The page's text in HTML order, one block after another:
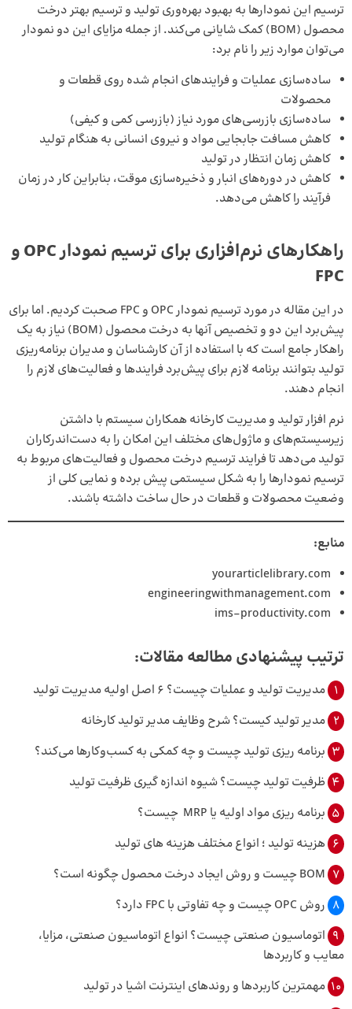
ترسیم این نمودارها به بهبود بهره‌وری تولید و ترسیم بهتر درخت
محصول (BOM) کمک شایانی می‌کند. از جمله مزایای این دو نمودار
می‌توان موارد زیر را نام برد:
ساده‌سازی عملیات و فرایندهای انجام شده روی قطعات و
محصولات
ساده‌سازی بازرسی‌های مورد نیاز (بازرسی کمی و کیفی)
کاهش مسافت جابجایی مواد و نیروی انسانی به هنگام تولید
کاهش زمان انتظار در تولید
کاهش در دوره‌های انبار و ذخیره‌سازی موقت، بنابراین کار در زمان
فرآیند را کاهش می‌دهد.
راهکارهای نرم‌افزاری برای ترسیم نمودار OPC و
FPC
در این مقاله در مورد ترسیم نمودار OPC و FPC صحبت کردیم. اما برای
پیش‌برد این دو و تخصیص آنها به درخت محصول (BOM) نیاز به یک
راهکار جامع است که با استفاده از آن کارشناسان و مدیران برنامه‌ریزی
تولید بتوانند برنامه لازم برای پیش‌برد فرایندها و فعالیت‌های لازم را
انجام دهند.
نرم افزار تولید و مدیریت کارخانه همکاران سیستم با داشتن
زیرسیستم‌های و ماژول‌های مختلف این امکان را به دست‌اندرکاران
تولید می‌دهد تا فرایند ترسیم درخت محصول و فعالیت‌های مربوط به
ترسیم نمودارها را به شکل سیستمی پیش برده و نمایی کلی از
وضعیت محصولات و قطعات در حال ساخت داشته باشند.
منابع:
yourarticlelibrary.com
engineeringwithmanagement.com
ims-productivity.com
ترتیب پیشنهادی مطالعه مقالات:
1 مدیریت تولید و عملیات چیست؟ 6 اصل اولیه مدیریت تولید
2 مدیر تولید کیست؟ شرح وظایف مدیر تولید کارخانه
3 برنامه ریزی تولید چیست و چه کمکی به کسب‌وکارها می‌کند؟
4 ظرفیت تولید چیست؟ شیوه اندازه گیری ظرفیت تولید
5 برنامه ریزی مواد اولیه یا MRP چیست؟
6 هزینه ‌تولید ؛ انواع مختلف هزینه های تولید
7
8 روش OPC چیست و چه تفاوتی با FPC دارد؟
9 اتوماسیون صنعتی چیست؟ انواع اتوماسیون صنعتی، مزایا،
معایب و کاربردها
10 مهمترین کاربردها و روندهای اینترنت اشیا در تولید